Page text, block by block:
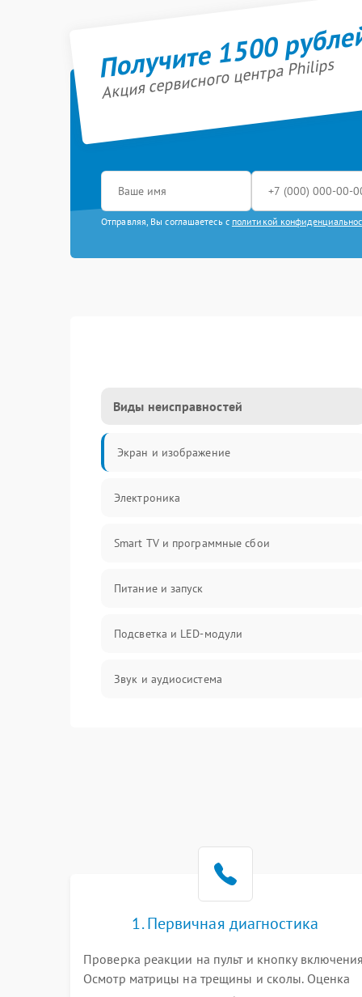
Получите 1500
Акция сервисного центра Philips
Отправляя, Вы соглашаетесь с политикой
Виды неисправностей
Экран и изображение
Электроника
Smart TV и программные сбои
Питание и запуск
Подсветка и LED-модули
Звук и аудиосистема
Программное обеспечение
Корпус и механика
1. Первичная диагностика
Проверка реакции на пульт и кнопку
Осмотр матрицы на трещины и сколы. Оценка